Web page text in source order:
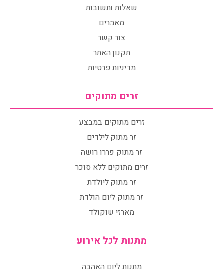
שאלות ותשובות
מאמרים
צור קשר
תקנון האתר
מדיניות פרטיות
זרים מתוקים
זרים מתוקים במבצע
זר מתוק לילדים
זר מתוק פררו רושה
זרים מתוקים ללא סוכר
זר מתוק ליולדת
זר מתוק ליום הולדת
מארזי שוקולד
מתנות לכל אירוע
מתנות ליום האהבה